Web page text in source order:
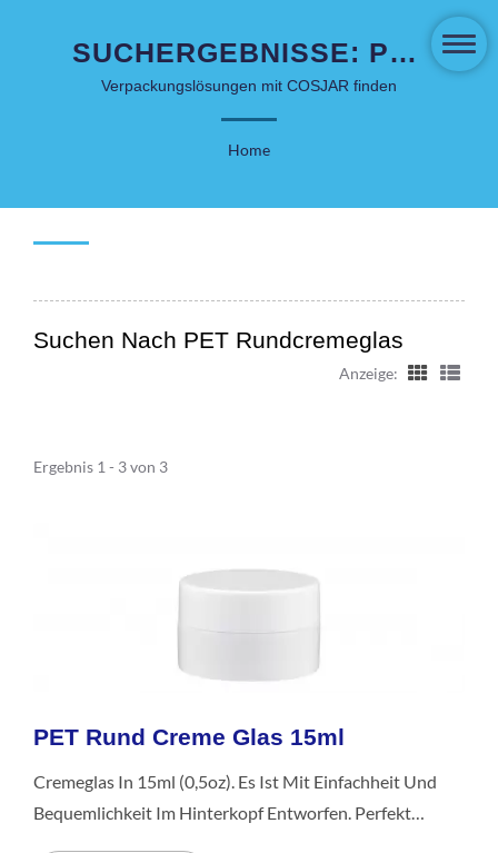
SUCHERGEBNISSE: PET
RUNDCREMEGLAS
KOSMETIKVERPACKUNG
Verpackungslösungen mit COSJAR finden
Home
Suchen Nach PET Rundcremeglas
Anzeige:
Ergebnis 1 - 3 von 3
PET Rund Creme Glas 15ml
Cremeglas In 15ml (0,5oz). Es Ist Mit Einfachheit Und
Bequemlichkeit Im Hinterkopf Entworfen. Perfekt